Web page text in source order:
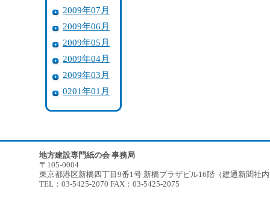
2009年07月
2009年06月
2009年05月
2009年04月
2009年03月
0201年01月
地方建設専門紙の会 事務局
〒105-0004
東京都港区新橋四丁目9番1号 新橋プラザビル16階（建通新聞社
TEL：03-5425-2070 FAX：03-5425-2075